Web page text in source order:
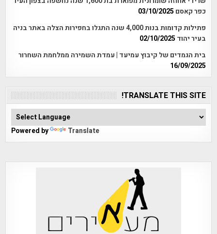
כפר קאסם 03/10/2025
פתילות קדומות בנות 4,000 שנה התגלו בחפירות הצלה באתר בניה
בעיר יהוד 02/10/2025
בית הגמדים של קיבוץ עמיעד | עמדת השמירה ממלחמת השחרור
16/09/2025
TRANSLATE THIS SITE!
Powered by Translate